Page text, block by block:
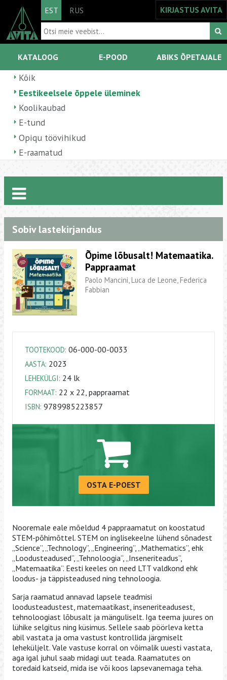
EST RUS KIRJASTUS AVITA
KATALOOG E-POOD ABIKS ÕPETAJALE
Kõik
Eestikeelsele õppele üleminek
Koolikaubad
E-tund
Opiqu töövihikud
E-raamatud
Sobiv lastekirjandus
Õpime lõbusalt! Matemaatika.
Pappraamat
Paolo Mancini, Luca de Leone, Federica
Fabbian
TOOTEKOOD: 06-000-00-0033
AASTA: 2023
LEHEKÜLGI: 24 lk
FORMAAT: 22 x 22, pappraamat
ISBN: 9789985223857
OSTA E-POEST
Nooremale eale mõeldud 4 pappraamatut on koostatud
STEM-põhimõttel. STEM on inglisekeelne lühend sõnadest
„Science”, „Technology”, „Engineering”, „Mathematics”, ehk
„Loodusteadused”, „Tehnoloogia”, „Inseneriteadus”,
„Matemaatika”. Eesti keeles on need LTT valdkond ehk
loodus- ja täppisteadused ning tehnoloogia.
Sarja raamatud annavad lapsele teadmisi
loodusteadustest, matemaatikast, inseneriteadusest,
tehnoloogiast lõbusalt ja mänguliselt. Iga teema juures on
lühike selgitus ning küsimus. Sellele saab pöörleva ketta
abil vastata ja oma vastust kontrollida järgmiselt
leheküljelt. Vale vastuse korral on võimalik uuesti vastata,
aga igal juhul saab midagi uut teada. Raamatutes on
toredaid katseid, mida ise või koos lapsevanemaga teha.